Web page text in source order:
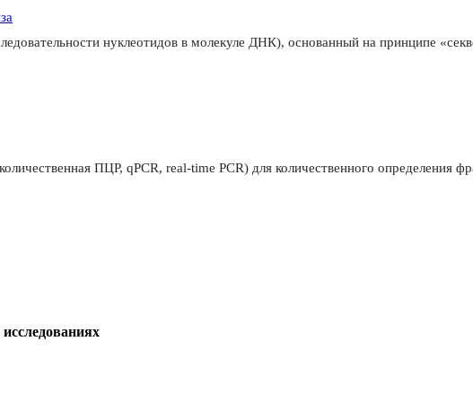
нуклеотидов в молекуле ДНК), основанный на принципе
ПЦР, qPCR, real-time PCR) для количественного определения